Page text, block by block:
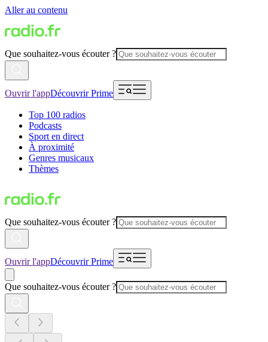
Aller au contenu
Que souhaitez-vous écouter ?
Ouvrir l'appDécouvrir Prime
Top 100 radios
Podcasts
Sport en direct
À proximité
Genres musicaux
Thèmes
Que souhaitez-vous écouter ?
Ouvrir l'appDécouvrir Prime
Que souhaitez-vous écouter ?